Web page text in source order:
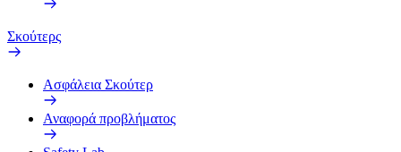
Σκούτερς
Ασφάλεια Σκούτερ
Αναφορά προβλήματος